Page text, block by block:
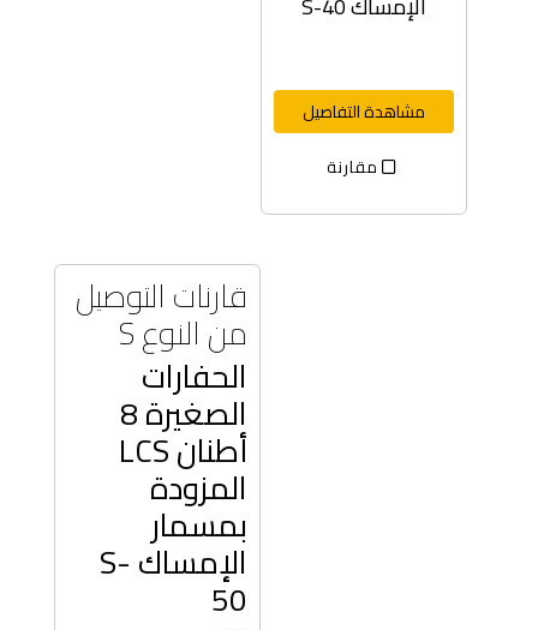
مشاهدة التفاصيل
مقارنة
قارنات التوصيل
من النوع S
الحفارات
الصغيرة 8
أطنان LCS
المزودة
بمسمار
الإمساك S-
50